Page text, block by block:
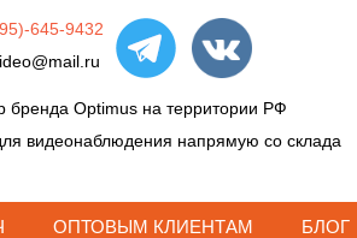
645-9432
бренда Optimus на территории РФ
видеонаблюдения напрямую со склада
ОПТОВЫМ КЛИЕНТАМ БЛОГ